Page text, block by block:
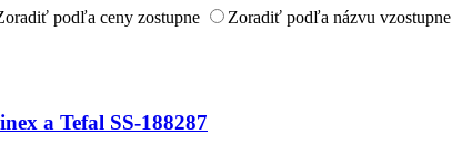
podľa ceny zostupne Zoradiť podľa názvu vzostupne
a Tefal SS-188287